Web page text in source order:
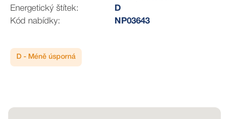
Energetický štítek:
D
Kód nabídky:
NP03643
D - Méně úsporná